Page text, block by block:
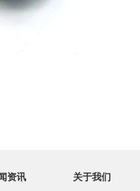
资讯 关于我们